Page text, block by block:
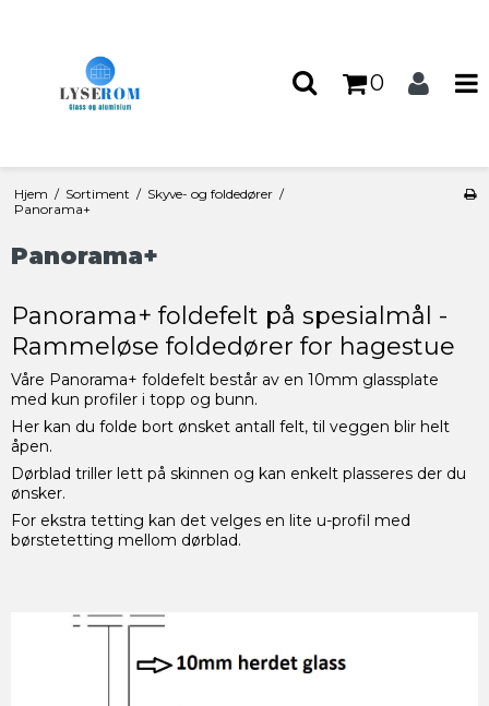
0
Hjem / Sortiment / Skyve- og foldedører /
Panorama+
Panorama+
Panorama+ foldefelt på spesialmål -
Rammeløse foldedører for hagestue
Våre Panorama+ foldefelt består av en 10mm glassplate
med kun profiler i topp og bunn.
Her kan du folde bort ønsket antall felt, til veggen blir helt
åpen.
Dørblad triller lett på skinnen og kan enkelt plasseres der du
ønsker.
For ekstra tetting kan det velges en lite u-profil med
børstetetting mellom dørblad.